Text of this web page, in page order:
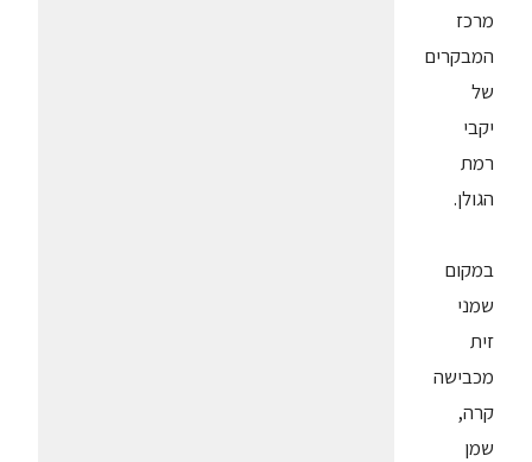
מרכז
המבקרים
של
יקבי
רמת
הגולן.
במקום
שמני
זית
מכבישה
קרה,
שמן